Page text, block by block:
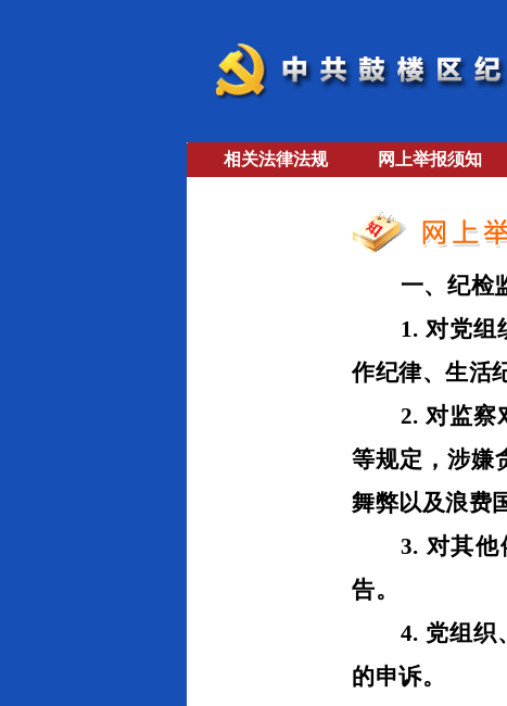
相关法律法规 网上举报须知